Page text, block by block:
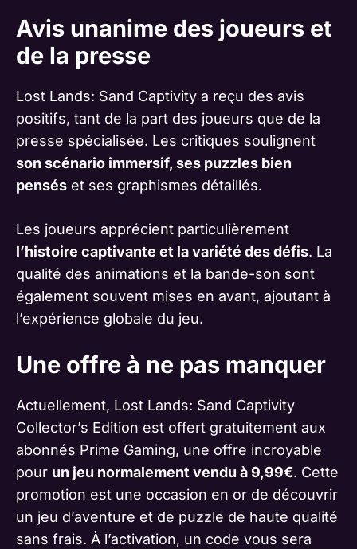
Avis unanime des joueurs et
de la presse
Lost Lands: Sand Captivity a reçu des avis
positifs, tant de la part des joueurs que de la
presse spécialisée. Les critiques soulignent
son scénario immersif, ses puzzles bien
pensés et ses graphismes détaillés.
Les joueurs apprécient particulièrement
l’histoire captivante et la variété des défis. La
qualité des animations et la bande-son sont
également souvent mises en avant, ajoutant à
l’expérience globale du jeu.
Une offre à ne pas manquer
Actuellement, Lost Lands: Sand Captivity
Collector’s Edition est offert gratuitement aux
abonnés Prime Gaming, une offre incroyable
pour un jeu normalement vendu à 9,99€. Cette
promotion est une occasion en or de découvrir
un jeu d’aventure et de puzzle de haute qualité
sans frais. À l’activation, un code vous sera